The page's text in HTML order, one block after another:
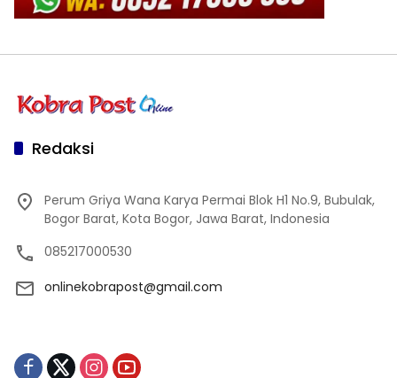
Redaksi
Perum Griya Wana Karya Permai Blok H1 No.9, Bubulak,
Bogor Barat, Kota Bogor, Jawa Barat, Indonesia
085217000530
onlinekobrapost@gmail.com